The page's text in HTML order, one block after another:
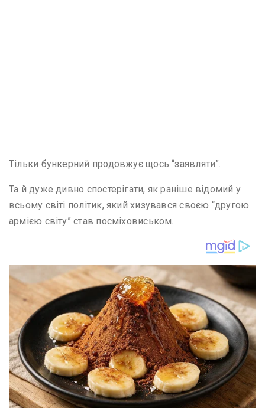
Тільки бункерний продовжує щось “заявляти”.
Та й дуже дивно спостерігати, як раніше відомий у
всьому світі політик, який хизувався своєю “другою
армією світу” став посміховиськом.